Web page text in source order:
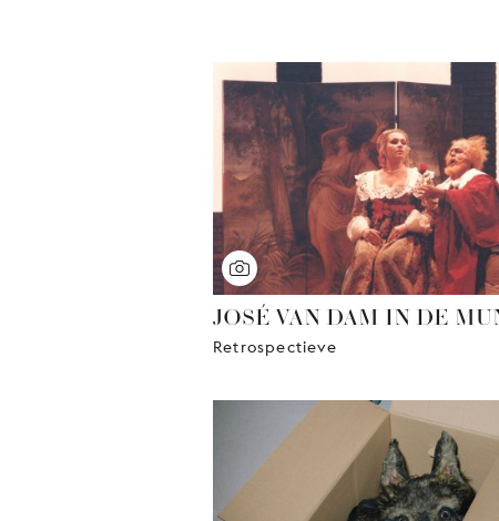
JOSÉ VAN DAM IN DE
Retrospectieve